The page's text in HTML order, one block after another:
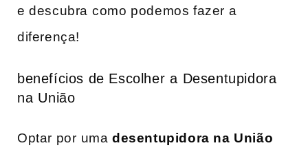
e descubra⁤ como podemos fazer‌ a
diferença!
benefícios de Escolher a ⁢Desentupidora
na⁤ União
Optar por ⁤uma desentupidora na ​União